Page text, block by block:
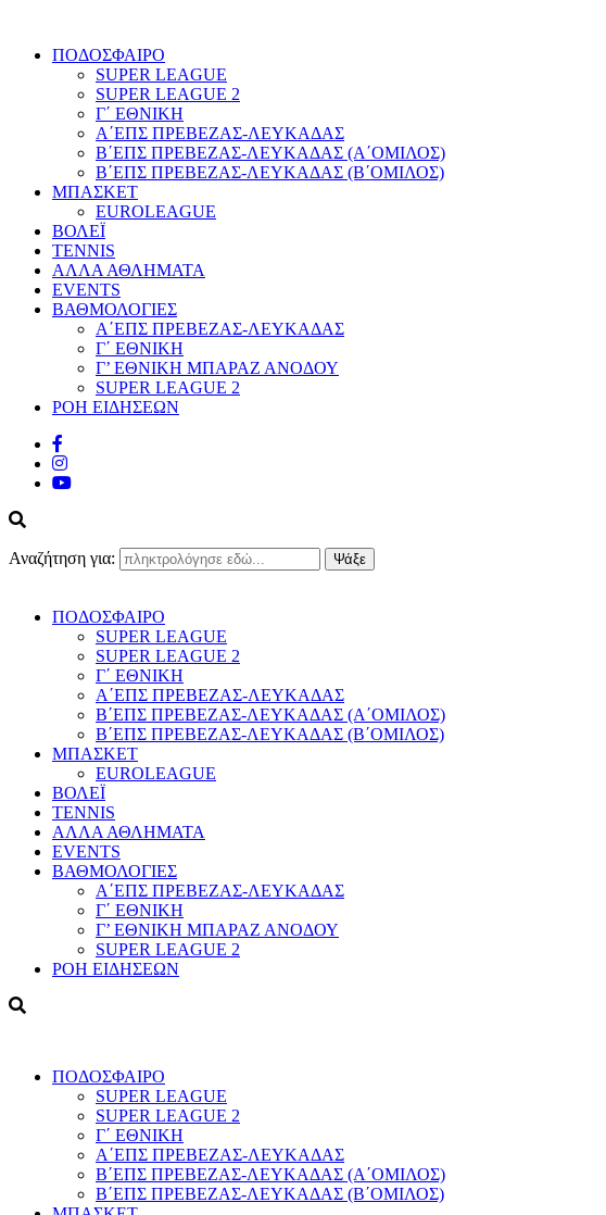
ΠΟΔΟΣΦΑΙΡΟ
SUPER LEAGUE
SUPER LEAGUE 2
Γ΄ ΕΘΝΙΚΗ
Α΄ΕΠΣ ΠΡΕΒΕΖΑΣ-ΛΕΥΚΑΔΑΣ
Β΄ΕΠΣ ΠΡΕΒΕΖΑΣ-ΛΕΥΚΑΔΑΣ (Α΄ΟΜΙΛΟΣ)
Β΄ΕΠΣ ΠΡΕΒΕΖΑΣ-ΛΕΥΚΑΔΑΣ (Β΄ΟΜΙΛΟΣ)
ΜΠΑΣΚΕΤ
EUROLEAGUE
ΒΟΛΕΪ
TENNIS
ΑΛΛΑ ΑΘΛΗΜΑΤΑ
EVENTS
ΒΑΘΜΟΛΟΓΙΕΣ
Α΄ΕΠΣ ΠΡΕΒΕΖΑΣ-ΛΕΥΚΑΔΑΣ
Γ΄ ΕΘΝΙΚΗ
Γ’ ΕΘΝΙΚΗ ΜΠΑΡΑΖ ΑΝΟΔΟΥ
SUPER LEAGUE 2
ΡΟΗ ΕΙΔΗΣΕΩΝ
Αναζήτηση για:
ΠΟΔΟΣΦΑΙΡΟ
SUPER LEAGUE
SUPER LEAGUE 2
Γ΄ ΕΘΝΙΚΗ
Α΄ΕΠΣ ΠΡΕΒΕΖΑΣ-ΛΕΥΚΑΔΑΣ
Β΄ΕΠΣ ΠΡΕΒΕΖΑΣ-ΛΕΥΚΑΔΑΣ (Α΄ΟΜΙΛΟΣ)
Β΄ΕΠΣ ΠΡΕΒΕΖΑΣ-ΛΕΥΚΑΔΑΣ (Β΄ΟΜΙΛΟΣ)
ΜΠΑΣΚΕΤ
EUROLEAGUE
ΒΟΛΕΪ
TENNIS
ΑΛΛΑ ΑΘΛΗΜΑΤΑ
EVENTS
ΒΑΘΜΟΛΟΓΙΕΣ
Α΄ΕΠΣ ΠΡΕΒΕΖΑΣ-ΛΕΥΚΑΔΑΣ
Γ΄ ΕΘΝΙΚΗ
Γ’ ΕΘΝΙΚΗ ΜΠΑΡΑΖ ΑΝΟΔΟΥ
SUPER LEAGUE 2
ΡΟΗ ΕΙΔΗΣΕΩΝ
ΠΟΔΟΣΦΑΙΡΟ
SUPER LEAGUE
SUPER LEAGUE 2
Γ΄ ΕΘΝΙΚΗ
Α΄ΕΠΣ ΠΡΕΒΕΖΑΣ-ΛΕΥΚΑΔΑΣ
Β΄ΕΠΣ ΠΡΕΒΕΖΑΣ-ΛΕΥΚΑΔΑΣ (Α΄ΟΜΙΛΟΣ)
Β΄ΕΠΣ ΠΡΕΒΕΖΑΣ-ΛΕΥΚΑΔΑΣ (Β΄ΟΜΙΛΟΣ)